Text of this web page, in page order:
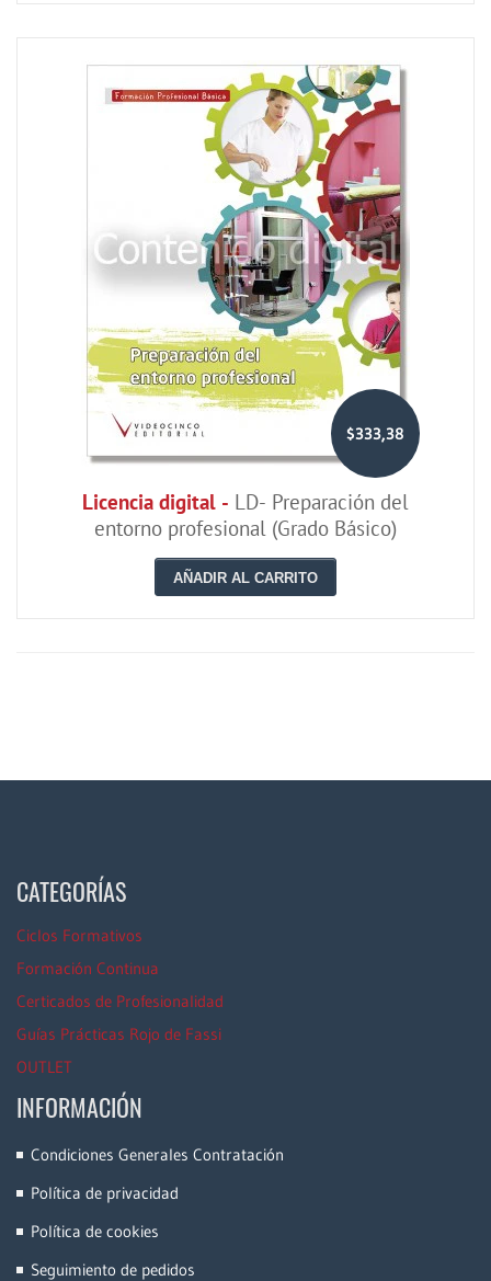
$333,38
Licencia digital - LD- Preparación del
entorno profesional (Grado Básico)
AÑADIR AL CARRITO
CATEGORÍAS
Ciclos Formativos
Formación Continua
Certicados de Profesionalidad
Guías Prácticas Rojo de Fassi
OUTLET
INFORMACIÓN
Condiciones Generales Contratación
Política de privacidad
Política de cookies
Seguimiento de pedidos